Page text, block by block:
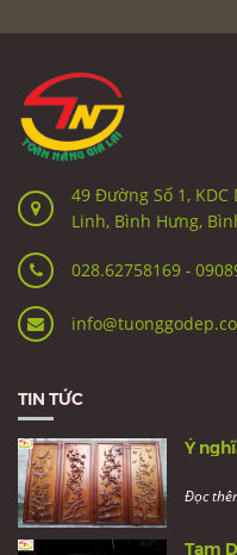
49 Đường Số 1,
Linh, Bình Hưng,
028.62758169 -
TIN TỨC
Ý
Đọc
Tam